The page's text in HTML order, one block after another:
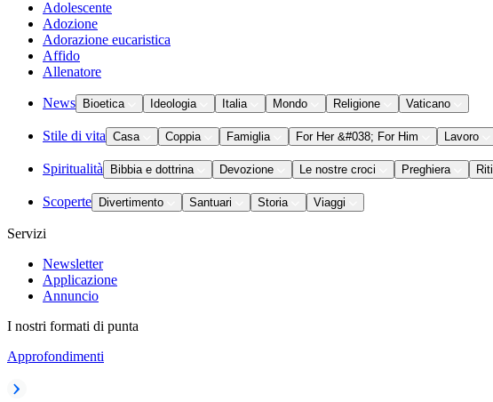
Adolescente
Adozione
Adorazione eucaristica
Affido
Allenatore
News Bioetica Ideologia Italia Mondo Religione Vaticano
Stile di vita Casa Coppia Famiglia For Her &#038; For Him Lavoro
Spiritualità Bibbia e dottrina Devozione Le nostre croci Preghiera Riti
Scoperte Divertimento Santuari Storia Viaggi
Servizi
Newsletter
Applicazione
Annuncio
I nostri formati di punta
Approfondimenti